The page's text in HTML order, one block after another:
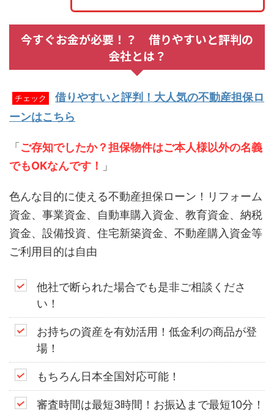
今すぐお金が必要！？ 借りやすいと評判の
会社とは？
チェック
借りやすいと評判！大人気の不動産担保ロ
ーンはこちら
「 ご存知でしたか？担保物件はご本人様以外の名義
でもOKなんです！
」
色んな目的に使える不動産担保ローン！リフォーム
資金、事業資金、自動車購入資金、教育資金、納税
資金、設備投資、住宅新築資金、不動産購入資金等
ご利用目的は自由
他社で断られた場合でも是非ご相談くださ
い！
お持ちの資産を有効活用！低金利の商品が登
場！
もちろん日本全国対応可能！
審査時間は最短3時間！お振込まで最短10分！